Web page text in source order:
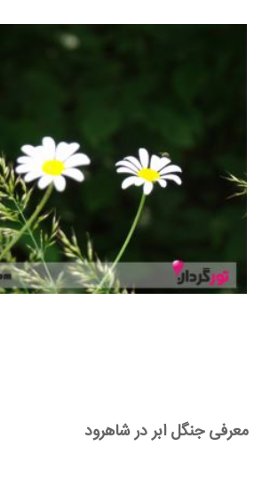
معرفی جنگل ابر در شاهرود